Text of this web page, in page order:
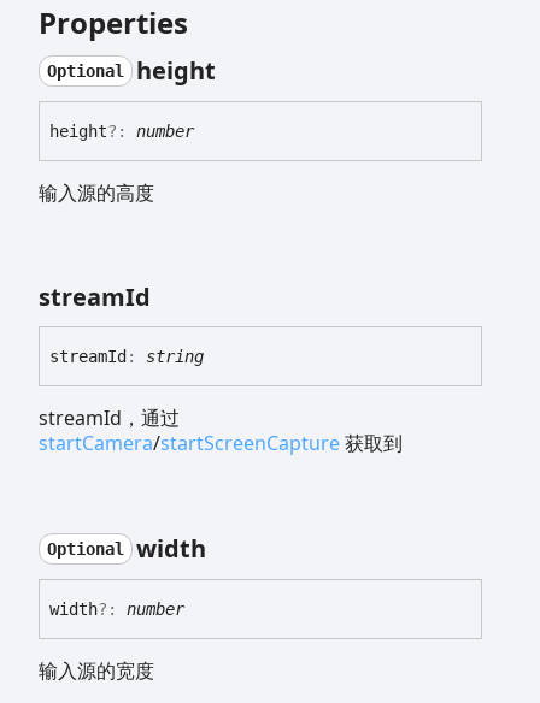
Properties
Optional height
height?: number
输入源的高度
streamId
streamId : string
streamId，通过
startCamera/startScreenCapture获取到
Optional width
width?: number
输入源的宽度